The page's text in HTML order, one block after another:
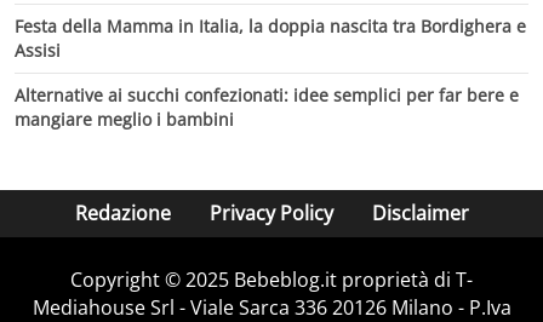
Festa della Mamma in Italia, la doppia nascita tra Bordighera e
Assisi
Alternative ai succhi confezionati: idee semplici per far bere e
mangiare meglio i bambini
Redazione Privacy Policy Disclaimer
Copyright © 2025 Bebeblog.it proprietà di T-
Mediahouse Srl - Viale Sarca 336 20126 Milano - P.Iva